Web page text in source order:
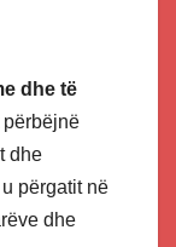
dhe të
përbëjnë
dhe
përgatit në
dhe